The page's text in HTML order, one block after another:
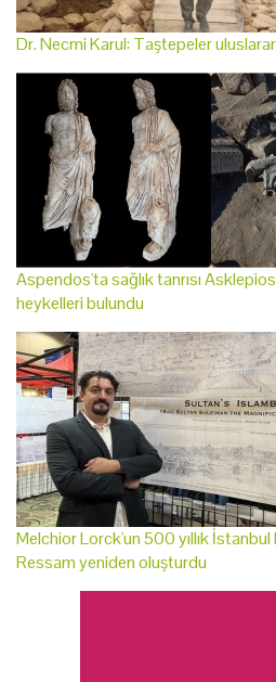
Dr. Necmi Karul: Taştepeler
Aspendos'ta sağlık tanrısı
heykelleri bulundu
Melchior Lorck'un 500 yıllık İstanbul
Ressam yeniden oluşturdu